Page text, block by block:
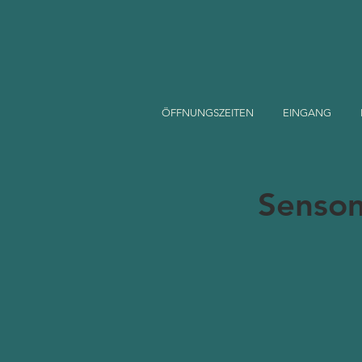
ÖFFNUNGSZEITEN EINGANG